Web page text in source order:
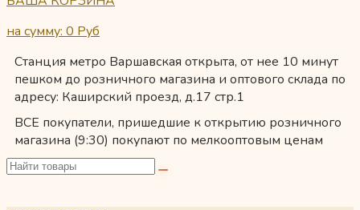
на сумму: 0 Руб
Станция метро Варшавская открыта, от нее 10 минут
пешком до розничного магазина и оптового склада по
адресу: Каширский проезд, д.17 стр.1
ВСЕ покупатели, пришедшие к открытию розничного
магазина (9:30) покупают по мелкооптовым ценам